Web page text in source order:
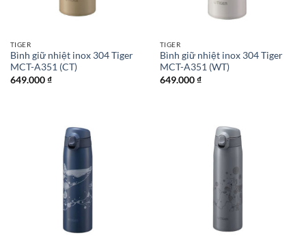
TIGER
Bình giữ nhiệt inox 304 Tiger
MCT-A351 (CT)
649.000₫
TIGER
Bình giữ nhiệt inox 304 Tiger
MCT-A351 (WT)
649.000₫